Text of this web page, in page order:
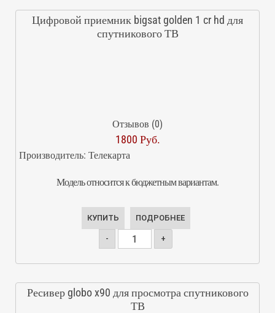
Цифровой приемник bigsat golden 1 cr hd для
спутникового ТВ
Отзывов (0)
1800 Руб.
Производитель: Телекарта
Модель относится к бюджетным вариантам.
КУПИТЬ ПОДРОБНЕЕ
- +
Ресивер globo x90 для просмотра спутникового
ТВ